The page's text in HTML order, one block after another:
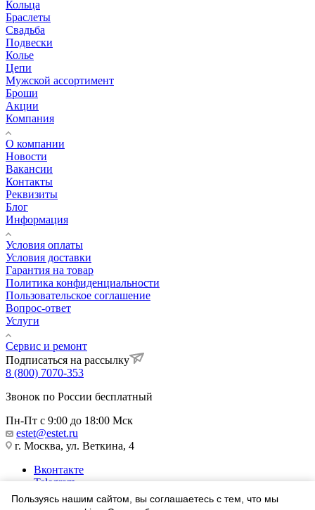
Кольца
Браслеты
Свадьба
Подвески
Колье
Цепи
Мужской ассортимент
Броши
Акции
Компания
О компании
Новости
Вакансии
Контакты
Реквизиты
Блог
Информация
Условия оплаты
Условия доставки
Гарантия на товар
Политика конфиденциальности
Пользовательское соглашение
Вопрос-ответ
Услуги
Сервис и ремонт
Подписаться на рассылку
8 (800) 7070-353
Звонок по России бесплатный
Пн-Пт с 9:00 до 18:00 Мск
estet@estet.ru
г. Москва, ул. Веткина, 4
Вконтакте
Telegram
Одноклассники
WhatsApp
Пользуясь нашим сайтом, вы соглашаетесь с тем, что мы